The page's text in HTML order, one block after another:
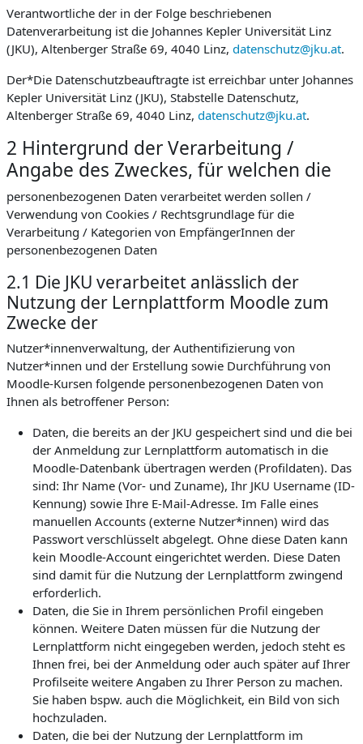
Verantwortliche der in der Folge beschriebenen
Datenverarbeitung ist die Johannes Kepler Universität Linz
(JKU), Altenberger Straße 69, 4040 Linz, datenschutz@jku.at.
Der*Die Datenschutzbeauftragte ist erreichbar unter Johannes
Kepler Universität Linz (JKU), Stabstelle Datenschutz,
Altenberger Straße 69, 4040 Linz, datenschutz@jku.at.
2 Hintergrund der Verarbeitung /
Angabe des Zweckes, für welchen die
personenbezogenen Daten verarbeitet werden sollen /
Verwendung von Cookies / Rechtsgrundlage für die
Verarbeitung / Kategorien von EmpfängerInnen der
personenbezogenen Daten
2.1 Die JKU verarbeitet anlässlich der
Nutzung der Lernplattform Moodle zum
Zwecke der
Nutzer*innenverwaltung, der Authentifizierung von
Nutzer*innen und der Erstellung sowie Durchführung von
Moodle-Kursen folgende personenbezogenen Daten von
Ihnen als betroffener Person:
Daten, die bereits an der JKU gespeichert sind und die bei
der Anmeldung zur Lernplattform automatisch in die
Moodle-Datenbank übertragen werden (Profildaten). Das
sind: Ihr Name (Vor- und Zuname), Ihr JKU Username (ID-
Kennung) sowie Ihre E-Mail-Adresse. Im Falle eines
manuellen Accounts (externe Nutzer*innen) wird das
Passwort verschlüsselt abgelegt. Ohne diese Daten kann
kein Moodle-Account eingerichtet werden. Diese Daten
sind damit für die Nutzung der Lernplattform zwingend
erforderlich.
Daten, die Sie in Ihrem persönlichen Profil eingeben
können. Weitere Daten müssen für die Nutzung der
Lernplattform nicht eingegeben werden, jedoch steht es
Ihnen frei, bei der Anmeldung oder auch später auf Ihrer
Profilseite weitere Angaben zu Ihrer Person zu machen.
Sie haben bspw. auch die Möglichkeit, ein Bild von sich
hochzuladen.
Daten, die bei der Nutzung der Lernplattform im